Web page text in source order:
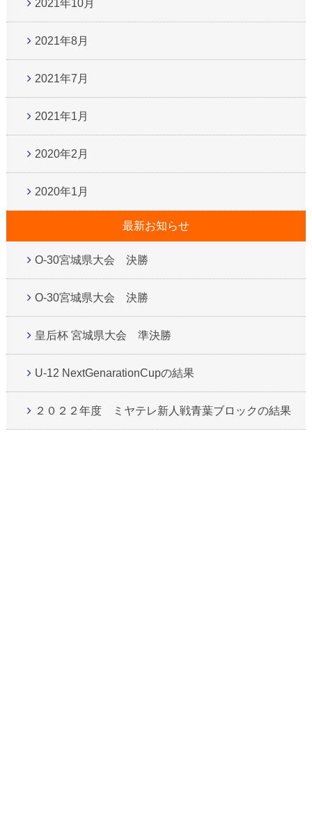
2021年10月
2021年8月
2021年7月
2021年1月
2020年2月
2020年1月
最新お知らせ
O-30宮城県大会 決勝
O-30宮城県大会 決勝
皇后杯 宮城県大会 準決勝
U-12 NextGenarationCupの結果
２０２２年度 ミヤテレ新人戦青葉ブロックの結果